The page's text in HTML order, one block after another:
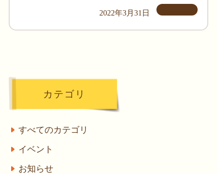
2022年3月31日
カテゴリ
すべてのカテゴリ
イベント
お知らせ